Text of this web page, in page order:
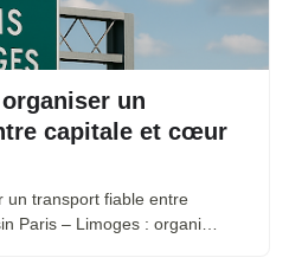
un
capitale et cœur
un transport fiable entre
Paris – Limoges : organi…